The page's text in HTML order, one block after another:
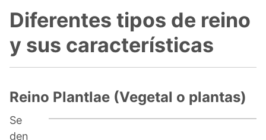
Diferentes tipos de reino
y sus características
Reino Plantlae (Vegetal o plantas)
Se
den